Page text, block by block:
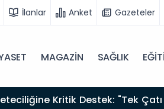
İlanlar Anket Gazeteler
MAGAZİN SAĞLIK